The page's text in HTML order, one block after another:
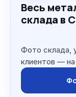
Весь
склада в
Фото склада,
клиентов —